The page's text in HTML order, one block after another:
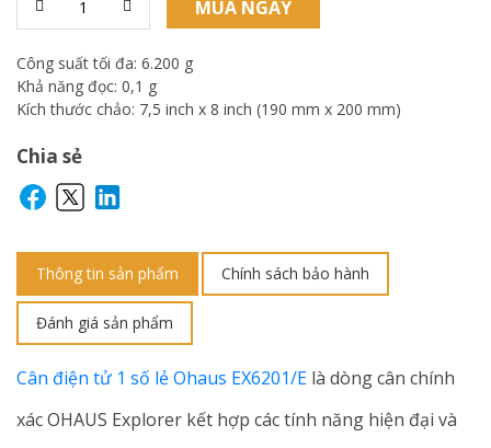
MUA NGAY
Công suất tối đa: 6.200 g
Khả năng đọc: 0,1 g
Kích thước chảo: 7,5 inch x 8 inch (190 mm x 200 mm)
Chia sẻ
Thông tin sản phẩm Chính sách bảo hành
Đánh giá sản phẩm
Cân điện tử 1 số lẻ Ohaus EX6201/E là dòng cân chính
xác OHAUS Explorer kết hợp các tính năng hiện đại và